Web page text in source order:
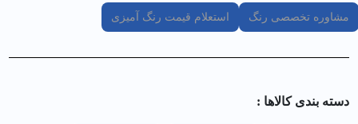
مشاوره تخصصی رنگ استعلام قیمت رنگ آمیزی
دسته بندی کالا‌ها :